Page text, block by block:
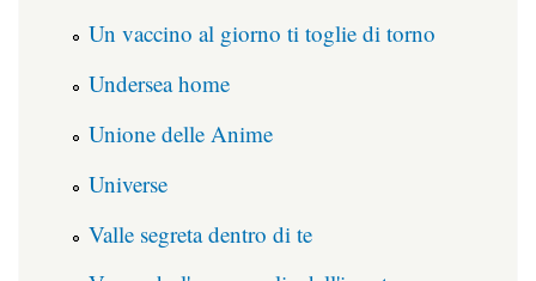
Un vaccino al giorno ti toglie di torno
Undersea home
Unione delle Anime
Universe
Valle segreta dentro di te